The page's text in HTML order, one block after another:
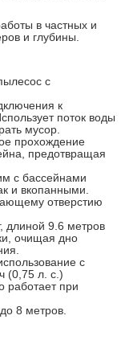
в частных и
и глубины.
с
к
поток воды
мусор.
прохождение
предотвращая
с бассейнами
и вкопанными.
отверстию
длиной 9.6 метров
очищая дно
с
(0,75 л. с.)
работает при
8 метров.